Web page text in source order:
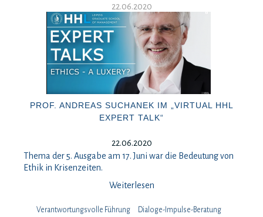
22.06.2020
PROF. ANDREAS SUCHANEK IM „VIRTUAL HHL
EXPERT TALK“
22.06.2020
Thema der 5. Ausgabe am 17. Juni war die Bedeutung von
Ethik in Krisenzeiten.
Weiterlesen
Verantwortungsvolle Führung Dialoge-Impulse-Beratung